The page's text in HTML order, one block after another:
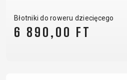
Błotniki do roweru dziecięcego
6 890,00 FT